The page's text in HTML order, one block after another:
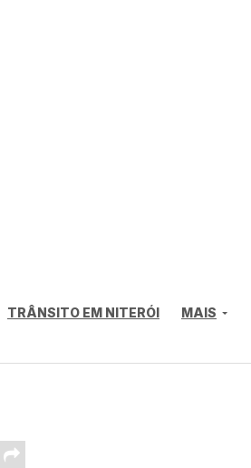
TRÂNSITO EM NITERÓI MAIS